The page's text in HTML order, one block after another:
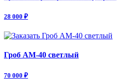
28 000 ₽
Гроб АМ-40 светлый
70 000 ₽